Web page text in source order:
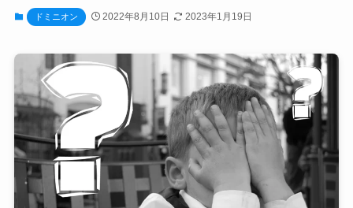
ドミニオン 2022年8月10日 2023年1月19日